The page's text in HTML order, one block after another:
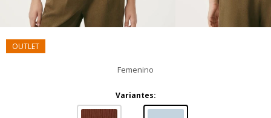
Femenino
Variantes: